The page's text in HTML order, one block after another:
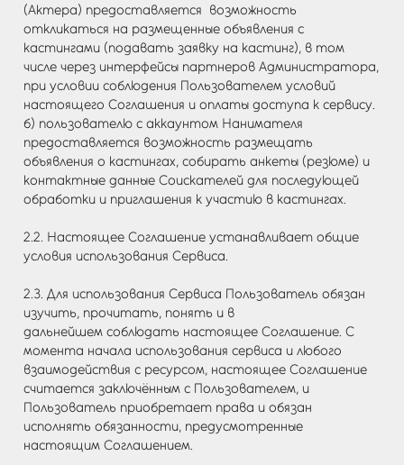
(Актера) предоставляется возможность
откликаться на размещенные объявления с
кастингами (подавать заявку на кастинг), в том
числе через интерфейсы партнеров Администратора,
при условии соблюдения Пользователем условий
настоящего Соглашения и оплаты доступа к сервису.
б) пользователю с аккаунтом Нанимателя
предоставляется возможность размещать
объявления о кастингах, собирать анкеты (резюме) и
контактные данные Соискателей для последующей
обработки и приглашения к участию в кастингах.
2.2. Настоящее Соглашение устанавливает общие
условия использования Сервиса.
2.3. Для использования Сервиса Пользователь обязан
изучить, прочитать, понять и в
дальнейшем соблюдать настоящее Соглашение. С
момента начала использования сервиса и любого
взаимодействия с ресурсом, настоящее Соглашение
считается заключённым с Пользователем, и
Пользователь приобретает права и обязан
исполнять обязанности, предусмотренные
настоящим Соглашением.